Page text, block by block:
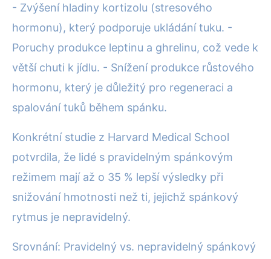
- Zvýšení hladiny kortizolu (stresového
hormonu), který podporuje ukládání tuku. -
Poruchy produkce leptinu a ghrelinu, což vede k
větší chuti k jídlu. - Snížení produkce růstového
hormonu, který je důležitý pro regeneraci a
spalování tuků během spánku.
Konkrétní studie z Harvard Medical School
potvrdila, že lidé s pravidelným spánkovým
režimem mají až o 35 % lepší výsledky při
snižování hmotnosti než ti, jejichž spánkový
rytmus je nepravidelný.
Srovnání: Pravidelný vs. nepravidelný spánkový